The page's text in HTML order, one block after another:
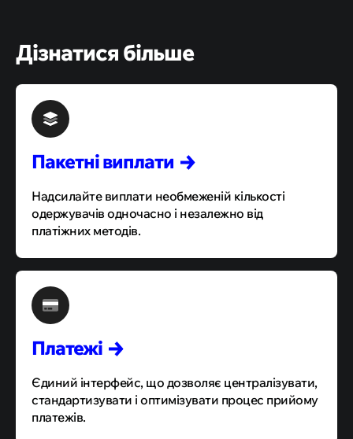
Дізнатися більше
Пакетнівиплати
Надсилайте виплати необмеженій кількості
одержувачів одночасно і незалежно від
платіжних методів.
Платежі
Єдиний інтерфейс, що дозволяє централізувати,
стандартизувати і оптимізувати процес прийому
платежів.